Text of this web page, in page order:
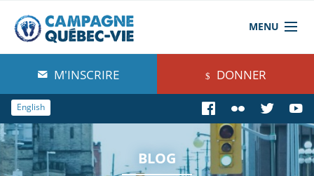
MENU
À propos de nous
Blog
Comprendre
Agir
M'INSCRIRE DONNER
English
BLOG